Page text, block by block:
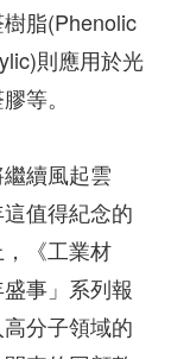
脂(Phenolic
則應用於光
等。
續風起雲
值得紀念的
《工業材
事」系列報
分子領域的